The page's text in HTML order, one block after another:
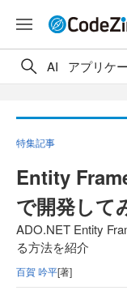
AI アプリケ
特集記事
Entity
で開発して
ADO.NET Entity
る方法を紹介
百賀 吟平[著]